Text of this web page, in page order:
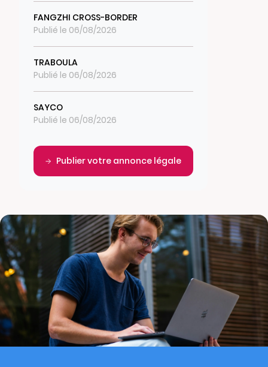
FANGZHI CROSS-BORDER
Publié le 06/08/2026
TRABOULA
Publié le 06/08/2026
SAYCO
Publié le 06/08/2026
Publier votre annonce légale